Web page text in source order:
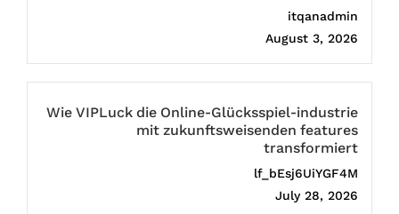
itqanadmin
August 3, 2026
Wie VIPLuck die Online-Glücksspiel-industrie
mit zukunftsweisenden features
transformiert
lf_bEsj6UiYGF4M
July 28, 2026